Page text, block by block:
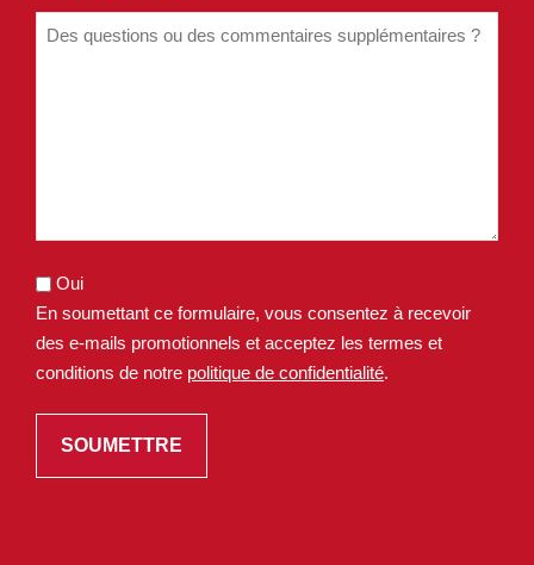
Oui
En soumettant ce formulaire, vous consentez à recevoir
des e-mails promotionnels et acceptez les termes et
conditions de notre politique de confidentialité.